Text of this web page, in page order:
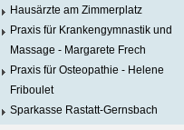
Hausärzte am Zimmerplatz
Praxis für Krankengymnastik und
Massage - Margarete Frech
Praxis für Osteopathie - Helene
Friboulet
Sparkasse Rastatt-Gernsbach